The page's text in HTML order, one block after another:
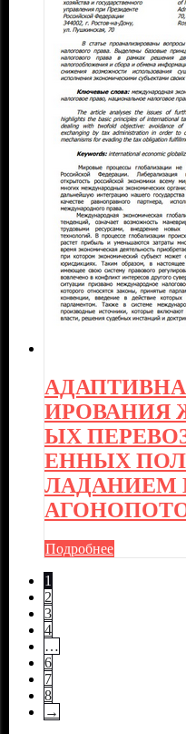
ИРОВАНИЯ
ЫХ
ЕННЫХ
Подробнее
1
2
3
4
…
6
7
8
→